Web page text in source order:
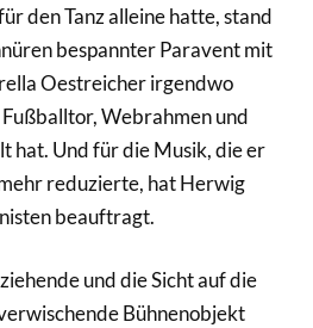
den Tanz alleine hatte, stand
bespannter Paravent mit
Oestreicher irgendwo
Webrahmen und
hat. Und für die Musik, die er
reduzierte, hat Herwig
beauftragt.
und die Sicht auf die
Bühnenobjekt